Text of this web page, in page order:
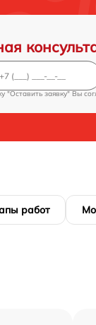
"Оставить заявку" Вы
работ